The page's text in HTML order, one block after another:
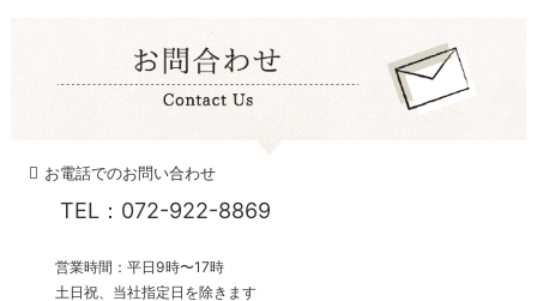
お電話でのお問い合わせ
TEL：072-922-8869
営業時間：平日9時〜17時
土日祝、当社指定日を除きます